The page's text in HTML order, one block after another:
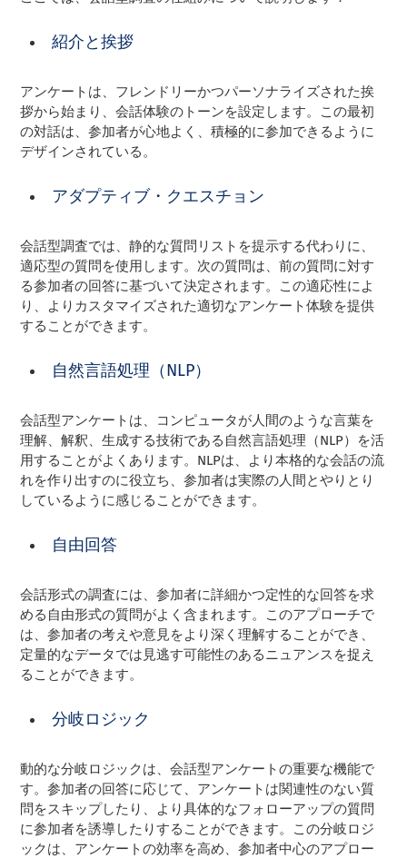
紹介と挨拶
アンケートは、フレンドリーかつパーソナライズされた挨
拶から始まり、会話体験のトーンを設定します。この最初
の対話は、参加者が心地よく、積極的に参加できるように
デザインされている。
アダプティブ・クエスチョン
会話型調査では、静的な質問リストを提示する代わりに、
適応型の質問を使用します。次の質問は、前の質問に対す
る参加者の回答に基づいて決定されます。この適応性によ
り、よりカスタマイズされた適切なアンケート体験を提供
することができます。
自然言語処理（NLP）
会話型アンケートは、コンピュータが人間のような言葉を
理解、解釈、生成する技術である自然言語処理（NLP）を活
用することがよくあります。NLPは、より本格的な会話の流
れを作り出すのに役立ち、参加者は実際の人間とやりとり
しているように感じることができます。
自由回答
会話形式の調査には、参加者に詳細かつ定性的な回答を求
める自由形式の質問がよく含まれます。このアプローチで
は、参加者の考えや意見をより深く理解することができ、
定量的なデータでは見逃す可能性のあるニュアンスを捉え
ることができます。
分岐ロジック
動的な分岐ロジックは、会話型アンケートの重要な機能で
す。参加者の回答に応じて、アンケートは関連性のない質
問をスキップしたり、より具体的なフォローアップの質問
に参加者を誘導したりすることができます。この分岐ロジ
ックは、アンケートの効率を高め、参加者中心のアプロー